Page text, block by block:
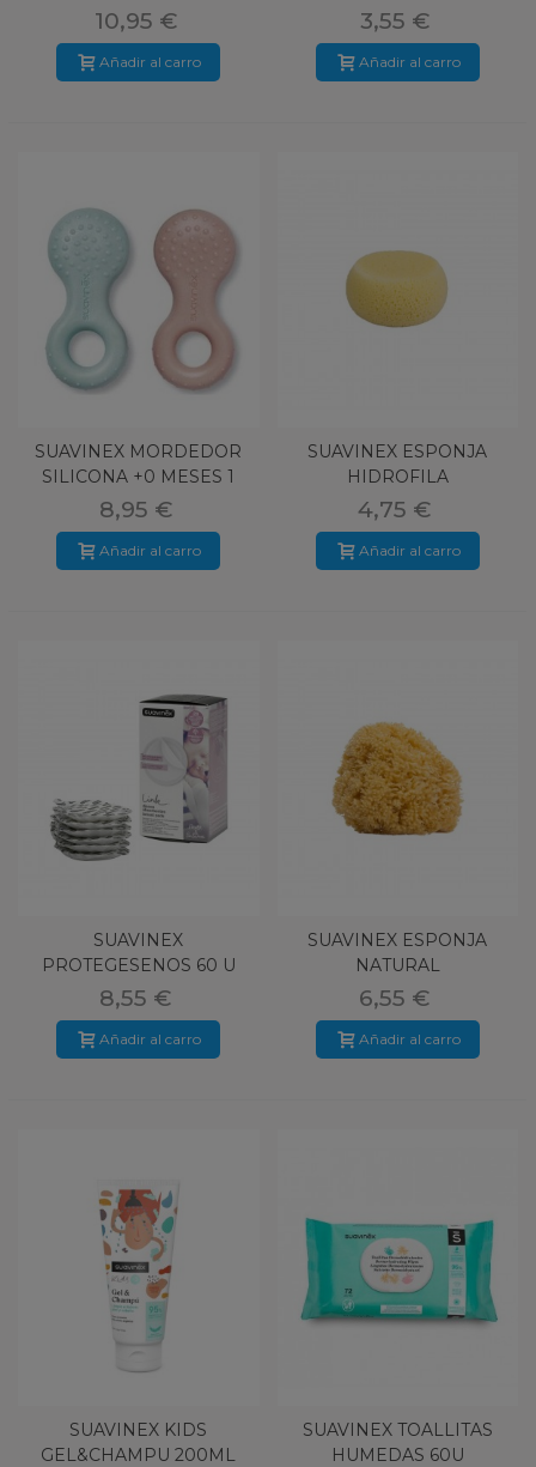
500ML
10,95 €
Añadir al carro
ML SPRAY
3,55 €
Añadir al carro
SUAVINEX MORDEDOR
SILICONA +0 MESES 1
UNIDAD ETA
8,95 €
Añadir al carro
SUAVINEX ESPONJA
HIDROFILA
4,75 €
Añadir al carro
SUAVINEX
PROTEGESENOS 60 U
8,55 €
Añadir al carro
SUAVINEX ESPONJA
NATURAL
6,55 €
Añadir al carro
SUAVINEX KIDS
GEL&CHAMPU 200ML
SUAVINEX TOALLITAS
HUMEDAS 60U